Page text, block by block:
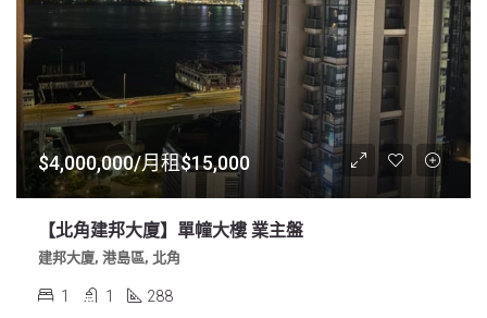
$4,000,000/月租$15,000
【北角建邦大廈】單幢大樓 業主盤
建邦大廈, 港島區, 北角
1 1 288